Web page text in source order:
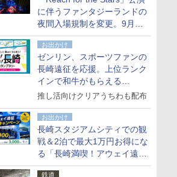
に伴うファンタジーランドの
夜間入場規制を変更。9月か
ら18時50分～20時ごろに
お出かけ
ゼンリン、スポーツファンの
長崎遠征を応援。上位ランク
インで和牛がもらえる
「GO！GO！長崎スタンプラ
推し活向けクリアうちわも配布
お出かけ
長崎スタジアムシティでの観
戦＆2泊で最大1万円お得にな
る「長崎満喫！アウェイ遠征
応援キャンペーン」
鉄道